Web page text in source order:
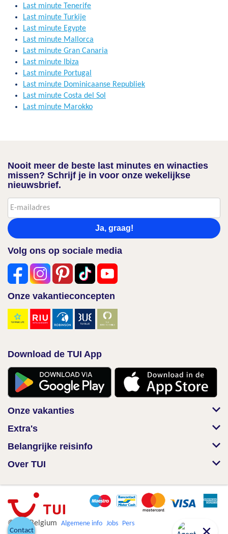
Last minute Tenerife
Last minute Turkije
Last minute Egypte
Last minute Mallorca
Last minute Gran Canaria
Last minute Ibiza
Last minute Portugal
Last minute Dominicaanse Republiek
Last minute Costa del Sol
Last minute Marokko
Nooit meer de beste last minutes en winacties
missen? Schrijf je in voor onze wekelijkse
nieuwsbrief.
Ja, graag!
Volg ons op sociale media
Onze vakantieconcepten
Download de TUI App
Onze vakanties
Extra's
Belangrijke reisinfo
Over TUI
© TUI Belgium Algemene info Jobs Pers
Contact